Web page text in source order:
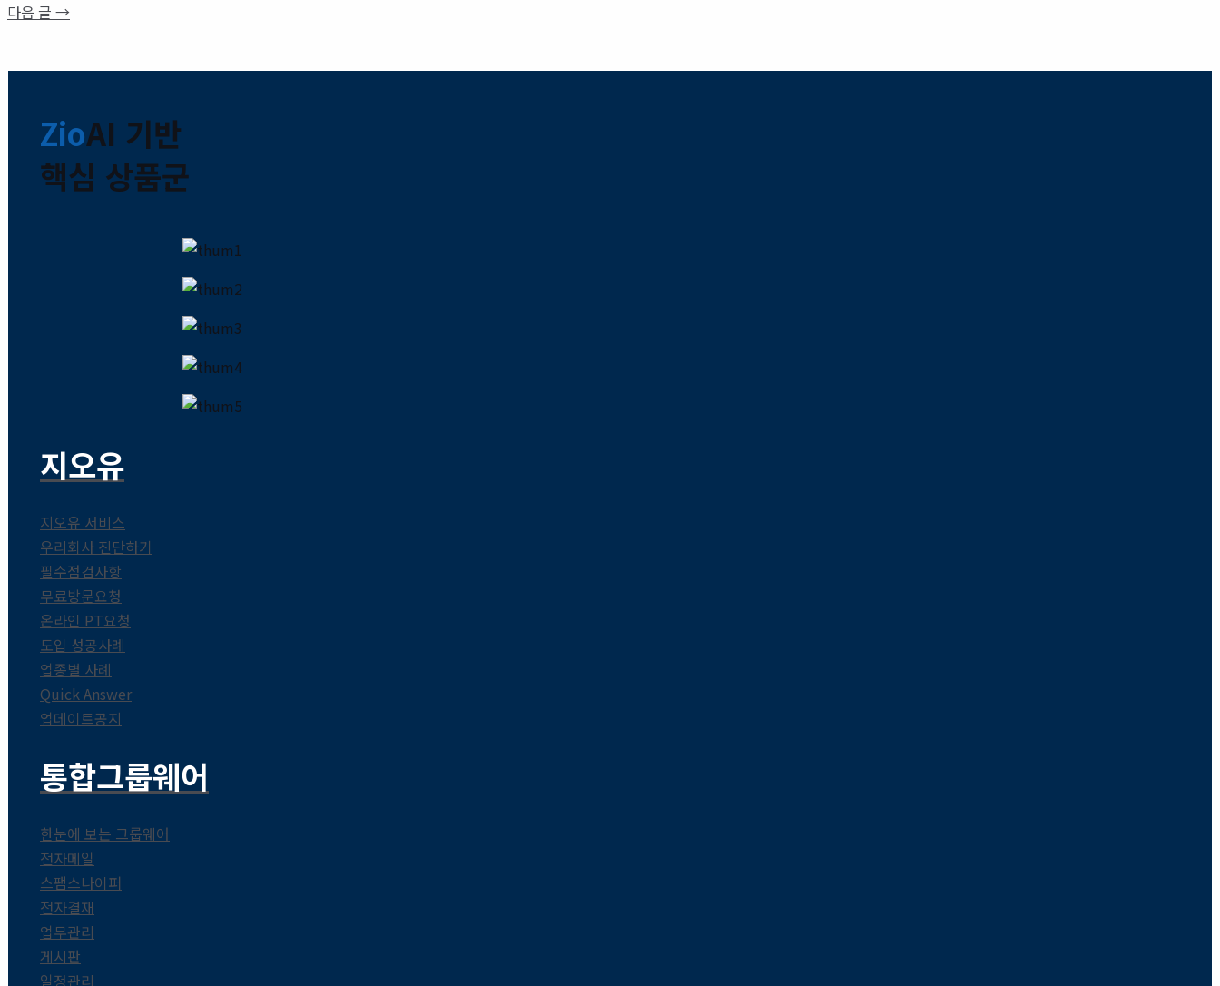
다음 글 →
ZioAI 기반
핵심 상품군
지오유
지오유 서비스
우리회사 진단하기
필수점검사항
무료방문요청
온라인 PT요청
도입 성공사례
업종별 사례
Quick Answer
업데이트공지
통합그룹웨어
한눈에 보는 그룹웨어
전자메일
스팸스나이퍼
전자결재
업무관리
게시판
일정관리